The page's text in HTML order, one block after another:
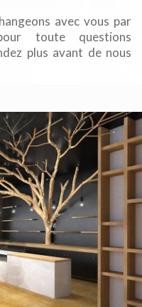
avec vous par
toute questions
plus avant de nous